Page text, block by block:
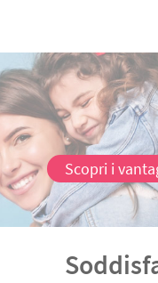
Scopri i